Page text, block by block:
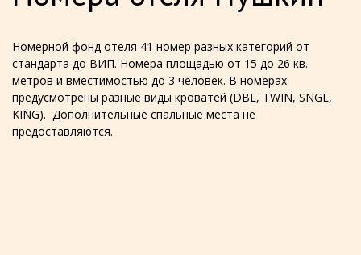
Номерной фонд отеля 41 номер разных категорий от
стандарта до ВИП. Номера площадью от 15 до 26 кв.
метров и вместимостью до 3 человек. В номерах
предусмотрены разные виды кроватей (DBL, TWIN, SNGL,
KING). Дополнительные спальные места не
предоставляются.